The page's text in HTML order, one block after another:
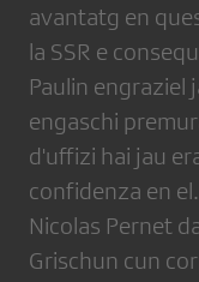
avantatg en
la SSR e
Paulin engraziel
engaschi
d'uffizi hai jau
confidenza en
Nicolas Pernet
Grischun cun